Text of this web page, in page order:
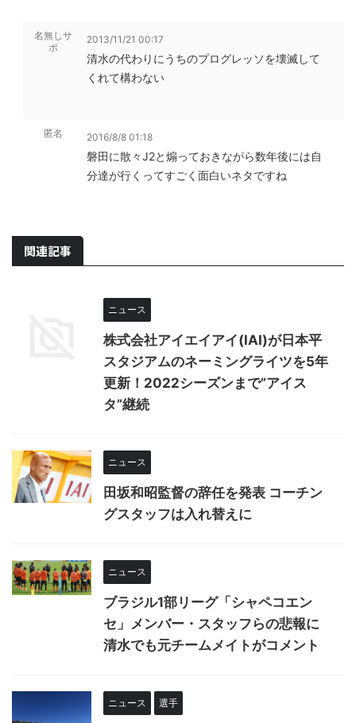
名無しサ
ポ
2013/11/21 00:17
清水の代わりにうちのプログレッソを壊滅して
くれて構わない
匿名 2016/8/8 01:18
磐田に散々J2と煽っておきながら数年後には自
分達が行くってすごく面白いネタですね
関連記事
ニュース
株式会社アイエイアイ(IAI)が日本平
スタジアムのネーミングライツを5年
更新！2022シーズンまで”アイス
タ”継続
ニュース
田坂和昭監督の辞任を発表 コーチン
グスタッフは入れ替えに
ニュース
ブラジル1部リーグ「シャペコエン
セ」メンバー・スタッフらの悲報に
清水でも元チームメイトがコメント
ニュース 選手